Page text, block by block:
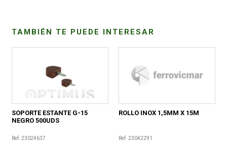
TAMBIÉN TE PUEDE INTERESAR
SOPORTE ESTANTE G-15
NEGRO 500UDS
Ref. 23024637
ROLLO INOX 1,5MM X 15M
Ref. 23042291